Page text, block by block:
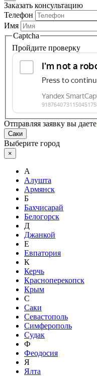
Заказать консультацию
Телефон
Имя
Captcha
Пройдите проверку
Отправляя заявку вы даете
Саки
Выберите город
×
А
Алушта
Армянск
Б
Бахчисарай
Белогорск
Д
Джанкой
Е
Евпатория
К
Керчь
Красноперекопск
Крым
С
Саки
Севастополь
Симферополь
Судак
Ф
Феодосия
Я
Ялта